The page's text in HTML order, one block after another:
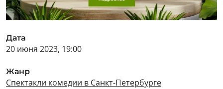
Дата
20 июня 2023, 19:00
Жанр
Спектакли комедии в Санкт-Петербурге